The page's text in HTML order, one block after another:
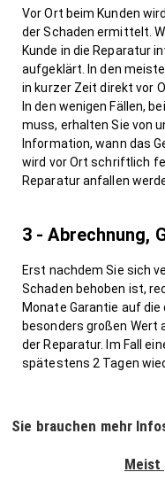
Vor Ort beim Kunden
der Schaden ermittelt.
Kunde in die Reparatur
aufgeklärt. In den
in kurzer Zeit direkt vor
In den wenigen Fällen,
muss, erhalten Sie von
Information, wann das
wird vor Ort schriftlich
Reparatur anfallen
3 - Abrechnung,
Erst nachdem Sie sich
Schaden behoben ist,
Monate Garantie auf
besonders großen Wert
der Reparatur. Im Fall
spätestens 2 Tagen
Sie brauchen mehr
Meist